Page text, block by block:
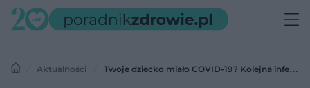
Aktualności
Twoje dziecko miało COVID-19? Kolejna infekcja